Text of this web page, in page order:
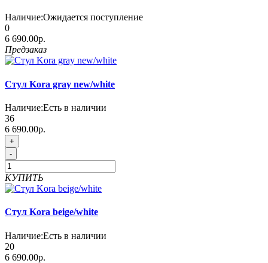
Наличие:Ожидается поступление
0
6 690.00р.
Предзаказ
Стул Kora gray new/white
Наличие:Есть в наличии
36
6 690.00р.
+
-
КУПИТЬ
Стул Kora beige/white
Наличие:Есть в наличии
20
6 690.00р.